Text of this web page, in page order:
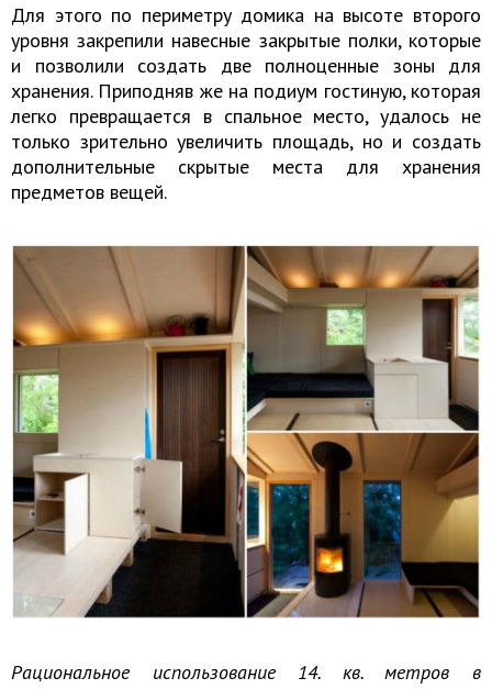
Для этого по периметру домика на высоте второго
уровня закрепили навесные закрытые полки, которые
и позволили создать две полноценные зоны для
хранения. Приподняв же на подиум гостиную, которая
легко превращается в спальное место, удалось не
только зрительно увеличить площадь, но и создать
дополнительные скрытые места для хранения
предметов вещей.
Рациональное использование 14. кв. метров в